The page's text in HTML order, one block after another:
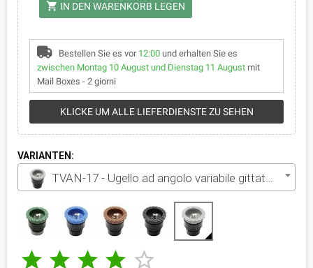
shopping_cart IN DEN WARENKORB LEGEN
Bestellen Sie es vor 12:00 und erhalten Sie es
zwischen Montag 10 August und Dienstag 11 August mit
Mail Boxes - 2 giorni
KLICKE UM ALLE LIEFERDIENSTE ZU SEHEN
VARIANTEN:
TVAN-17 - Ugello ad angolo variabile gittata 5.2 m
    